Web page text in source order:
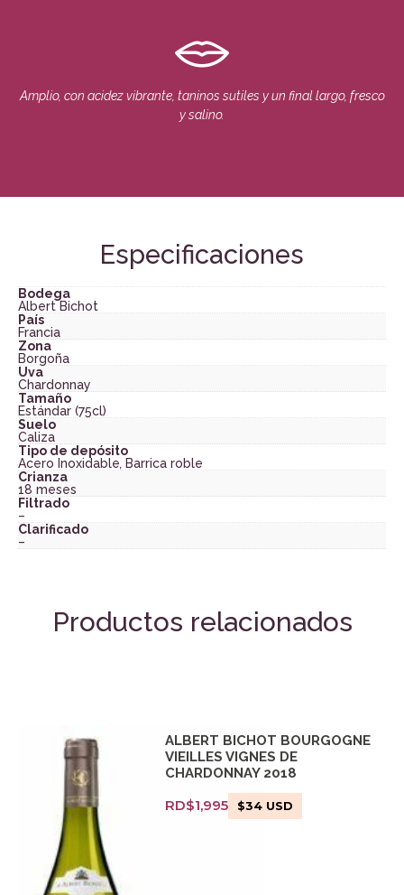
Amplio, con acidez vibrante, taninos sutiles y un final largo, fresco
y salino.
Especificaciones
Bodega
Albert Bichot
País
Francia
Zona
Borgoña
Uva
Chardonnay
Tamaño
Estándar (75cl)
Suelo
Caliza
Tipo de depósito
Acero Inoxidable Barrica roble
Crianza
18 meses
Filtrado
–
Clarificado
–
Productos relacionados
ALBERT BICHOT BOURGOGNE
VIEILLES VIGNES DE
CHARDONNAY 2018
RD$1,995 $34 USD